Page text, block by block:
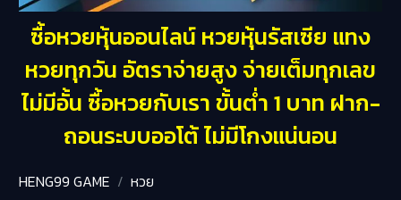
ซื้อหวยหุ้นออนไลน์ หวยหุ้นรัสเซีย แทง
หวยทุกวัน อัตราจ่ายสูง จ่ายเต็มทุกเลข
ไม่มีอั้น ซื้อหวยกับเรา ขั้นต่ำ 1 บาท ฝาก-
ถอนระบบออโต้ ไม่มีโกงแน่นอน
HENG99 GAME หวย